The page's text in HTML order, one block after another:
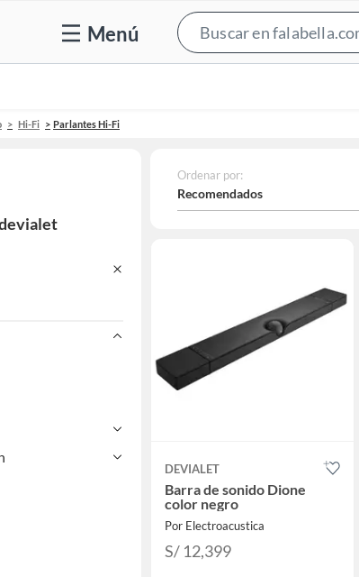
Menú
Hi-Fi Parlantes Hi-Fi
devialet
Ordenar por:
Recomendados
DEVIALET
Barra de sonido Dione
color negro
Por Electroacustica
S/ 12,399